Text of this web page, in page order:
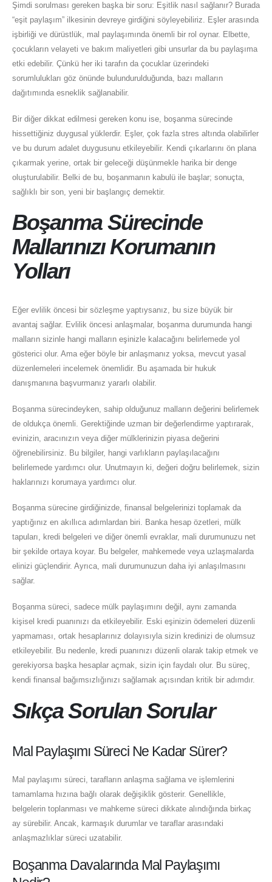
Şimdi sorulması gereken başka bir soru: Eşitlik nasıl sağlanır? Burada
“eşit paylaşım” ilkesinin devreye girdiğini söyleyebiliriz. Eşler arasında
işbirliği ve dürüstlük, mal paylaşımında önemli bir rol oynar. Elbette,
çocukların velayeti ve bakım maliyetleri gibi unsurlar da bu paylaşıma
etki edebilir. Çünkü her iki tarafın da çocuklar üzerindeki
sorumlulukları göz önünde bulundurulduğunda, bazı malların
dağıtımında esneklik sağlanabilir.
Bir diğer dikkat edilmesi gereken konu ise, boşanma sürecinde
hissettiğiniz duygusal yüklerdir. Eşler, çok fazla stres altında olabilirler
ve bu durum adalet duygusunu etkileyebilir. Kendi çıkarlarını ön plana
çıkarmak yerine, ortak bir geleceği düşünmekle harika bir denge
oluşturulabilir. Belki de bu, boşanmanın kabulü ile başlar; sonuçta,
sağlıklı bir son, yeni bir başlangıç demektir.
Boşanma Sürecinde
Mallarınızı Korumanın
Yolları
Eğer evlilik öncesi bir sözleşme yaptıysanız, bu size büyük bir
avantaj sağlar. Evlilik öncesi anlaşmalar, boşanma durumunda hangi
malların sizinle hangi malların eşinizle kalacağını belirlemede yol
gösterici olur. Ama eğer böyle bir anlaşmanız yoksa, mevcut yasal
düzenlemeleri incelemek önemlidir. Bu aşamada bir hukuk
danışmanına başvurmanız yararlı olabilir.
Boşanma sürecindeyken, sahip olduğunuz malların değerini belirlemek
de oldukça önemli. Gerektiğinde uzman bir değerlendirme yaptırarak,
evinizin, aracınızın veya diğer mülklerinizin piyasa değerini
öğrenebilirsiniz. Bu bilgiler, hangi varlıkların paylaşılacağını
belirlemede yardımcı olur. Unutmayın ki, değeri doğru belirlemek, sizin
haklarınızı korumaya yardımcı olur.
Boşanma sürecine girdiğinizde, finansal belgelerinizi toplamak da
yaptığınız en akıllıca adımlardan biri. Banka hesap özetleri, mülk
tapuları, kredi belgeleri ve diğer önemli evraklar, mali durumunuzu net
bir şekilde ortaya koyar. Bu belgeler, mahkemede veya uzlaşmalarda
elinizi güçlendirir. Ayrıca, mali durumunuzun daha iyi anlaşılmasını
sağlar.
Boşanma süreci, sadece mülk paylaşımını değil, aynı zamanda
kişisel kredi puanınızı da etkileyebilir. Eski eşinizin ödemeleri düzenli
yapmaması, ortak hesaplarınız dolayısıyla sizin kredinizi de olumsuz
etkileyebilir. Bu nedenle, kredi puanınızı düzenli olarak takip etmek ve
gerekiyorsa başka hesaplar açmak, sizin için faydalı olur. Bu süreç,
kendi finansal bağımsızlığınızı sağlamak açısından kritik bir adımdır.
Sıkça Sorulan Sorular
Mal Paylaşımı Süreci Ne Kadar Sürer?
Mal paylaşımı süreci, tarafların anlaşma sağlama ve işlemlerini
tamamlama hızına bağlı olarak değişiklik gösterir. Genellikle,
belgelerin toplanması ve mahkeme süreci dikkate alındığında birkaç
ay sürebilir. Ancak, karmaşık durumlar ve taraflar arasındaki
anlaşmazlıklar süreci uzatabilir.
Boşanma Davalarında Mal Paylaşımı